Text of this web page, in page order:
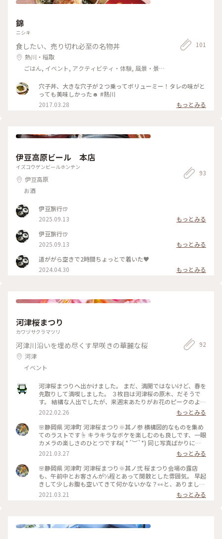
錦
ニシキ
食したい、売り切れ必至の名物丼
熱川・稲取
ごはん, イベント, アクティビティ・体験, 風景・景色,
101
穴子丼、大きな穴子が２つ乗ってボリューミー！タレの味がと
っても美味しかった☻ #熱川
2017.03.28
もっとみる
伊豆高原ビール 本店
イズコウゲンビールホンテン
伊豆高原
お酒
93
伊豆旅行🍺
2025.09.13
もっとみる
伊豆旅行🍺
2025.09.13
もっとみる
道ががら空きで2時間ちょっとで着いた♥︎
2024.04.30
もっとみる
河津桜まつり
カワヅサクラマツリ
河津川沿いを埋め尽くす早咲きの華麗な桜
河津
イベント
92
河津桜まつりへ出かけました。 まだ、満開ではないけど、春を
先取りして満喫しました。 ３枚目は河津桜の原木、だそうで
す。 結構な人出でしたが、来週末あたりがお花のピークのよう
ですよ。
2022.02.26
もっとみる
🌸静岡県 河津町 河津桜まつり🌞其ノ参 横構図的なものを集め
てのラストです☝ キラキラなボケを楽しむのも良しです、一眼
カメラの楽しさのひとつですね( *´︶`*) 同じ写真ばかりにな
らないよう、定番構図や電車なども入れて📷 🔹🔸🔹🐤🔸🔹🔸
🐦🔹🔸🔹🐤🔸🔹🔸 全然ネコ出てこないのに#ネコの日 ってタグ
ついてるなーと思ってた方に朗報です🤣 マタタビも女子っぽ
い雰囲気で撮ってみました✌️ 河津桜まつりはこれでお終いです
( •̀ω •́ゞ)✧ 最近、投稿も閲覧も追いついてないので、とりあえ
ず投稿してきます。 またゆっくり見せていただきますね🙏😊
💦 (2021年2月22日撮影) #静岡県 #河津町 #河津桜まつり #ひ
2021.03.27
もっとみる
🌸静岡県 河津町 河津桜まつり🌞其ノ弐 桜まつり会場の露店
も、午前中とお客さんが⅓程とあって閑散とした雰囲気。 早起
きして少しお腹も空いてきて何かないかな？👀と、ありました
｢さくら満開餅｣200円😊【1】 桜餅に使ってる花も葉も伊豆産
と仰ってました、普通の桜餅と違うところは少し炙って出して
🔹🔸🔹🐤🔸🔹🔸🐦🔹🔸🔹🐤🔸🔹🔸 自分が並ばずに買い終わる
2021.03.21 もっとみる